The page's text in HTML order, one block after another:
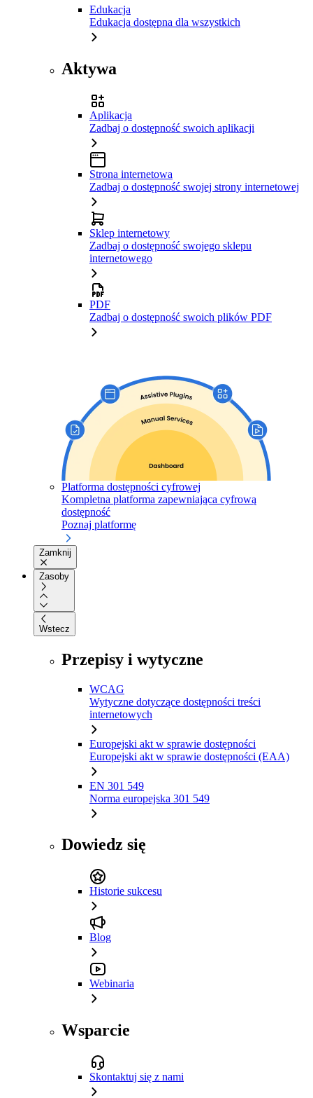
Edukacja
Edukacja dostępna dla wszystkich
Aktywa
Aplikacja
Zadbaj o dostępność swoich aplikacji
Strona internetowa
Zadbaj o dostępność swojej strony internetowej
Sklep internetowy
Zadbaj o dostępność swojego sklepu
internetowego
PDF
Zadbaj o dostępność swoich plików PDF
Platforma dostępności cyfrowej
Kompletna platforma zapewniająca cyfrową
dostępność
Poznaj platformę
Zamknij
Zasoby
Wstecz
Przepisy i wytyczne
WCAG
Wytyczne dotyczące dostępności treści
internetowych
Europejski akt w sprawie dostępności
Europejski akt w sprawie dostępności (EAA)
EN 301 549
Norma europejska 301 549
Dowiedz się
Historie sukcesu
Blog
Webinaria
Wsparcie
Skontaktuj się z nami